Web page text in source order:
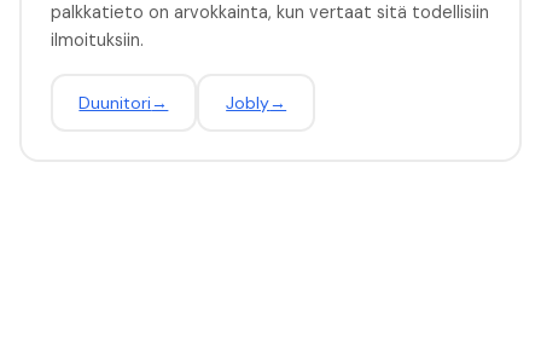
palkkatieto on arvokkainta, kun vertaat sitä todellisiin
ilmoituksiin.
Duunitori→ Jobly→